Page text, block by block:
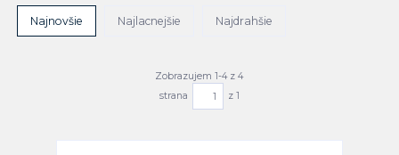
Najnovšie Najlacnejšie Najdrahšie
Zobrazujem 1-4 z 4
strana
z 1